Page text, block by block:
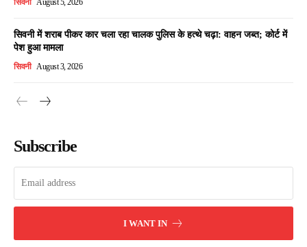
सिवनी August 5, 2026
सिवनी में शराब पीकर कार चला रहा चालक पुलिस के हत्थे चढ़ा: वाहन जब्त; कोर्ट में
पेश हुआ मामला
सिवनी August 3, 2026
Subscribe
I WANT IN